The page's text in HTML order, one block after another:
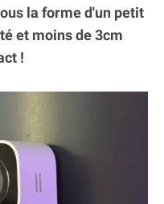
la forme d'un petit
et moins de 3cm
!